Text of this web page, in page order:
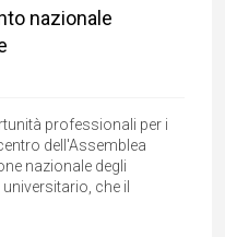
nazionale
professionali per i
dell'Assemblea
nazionale degli
che il